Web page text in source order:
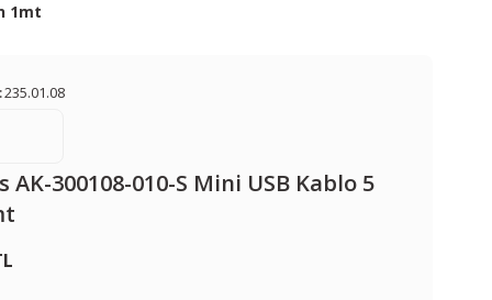
1mt
235.01.08
AK-300108-010-S Mini USB Kablo 5